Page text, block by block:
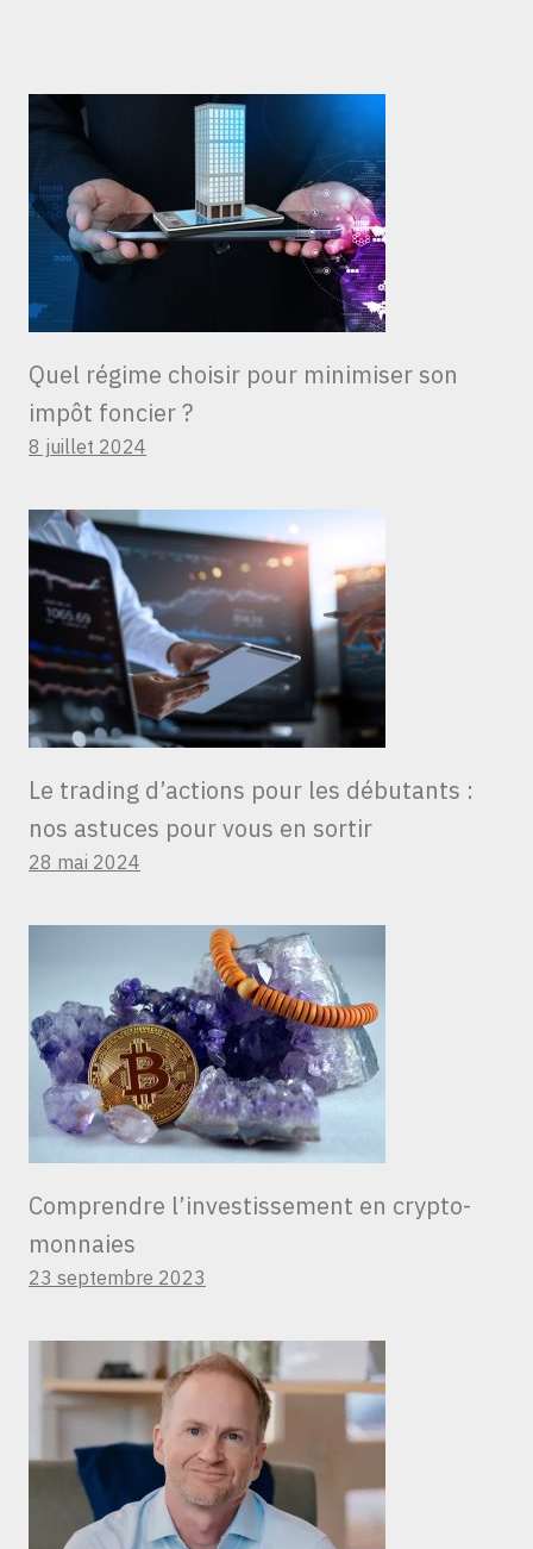
Quel régime choisir pour minimiser son
impôt foncier ?
8 juillet 2024
Le trading d’actions pour les débutants :
nos astuces pour vous en sortir
28 mai 2024
Comprendre l’investissement en crypto-
monnaies
23 septembre 2023